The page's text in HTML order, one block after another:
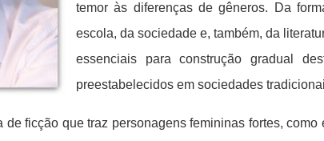
temor às diferenças de gêneros. Da
escola, da sociedade e, também, da
essenciais para construção gradual
preestabelecidos em sociedades
de ficção que traz personagens femininas fortes,